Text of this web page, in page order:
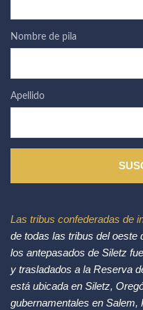
Nombre de pila
Apellido
Las tribus confederadas de
de todas las tribus del oeste
los antepasados de Siletz
y trasladados a la Reserva
está ubicada en Siletz,
gubernamentales en Salem,